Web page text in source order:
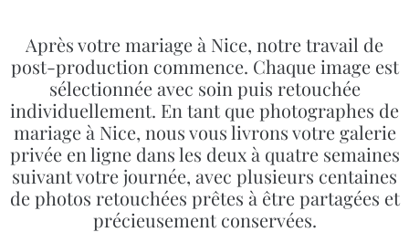
Après votre mariage à Nice, notre travail de
post-production commence. Chaque image est
sélectionnée avec soin puis retouchée
individuellement. En tant que photographes de
mariage à Nice, nous vous livrons votre galerie
privée en ligne dans les deux à quatre semaines
suivant votre journée, avec plusieurs centaines
de photos retouchées prêtes à être partagées et
précieusement conservées.